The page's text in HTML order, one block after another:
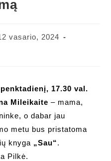
vasario, 2024
17.30 val.
Mileikaite – mama,
o dabar jau
metu bus pristatoma
knyga „Sau“.
Pilkė.